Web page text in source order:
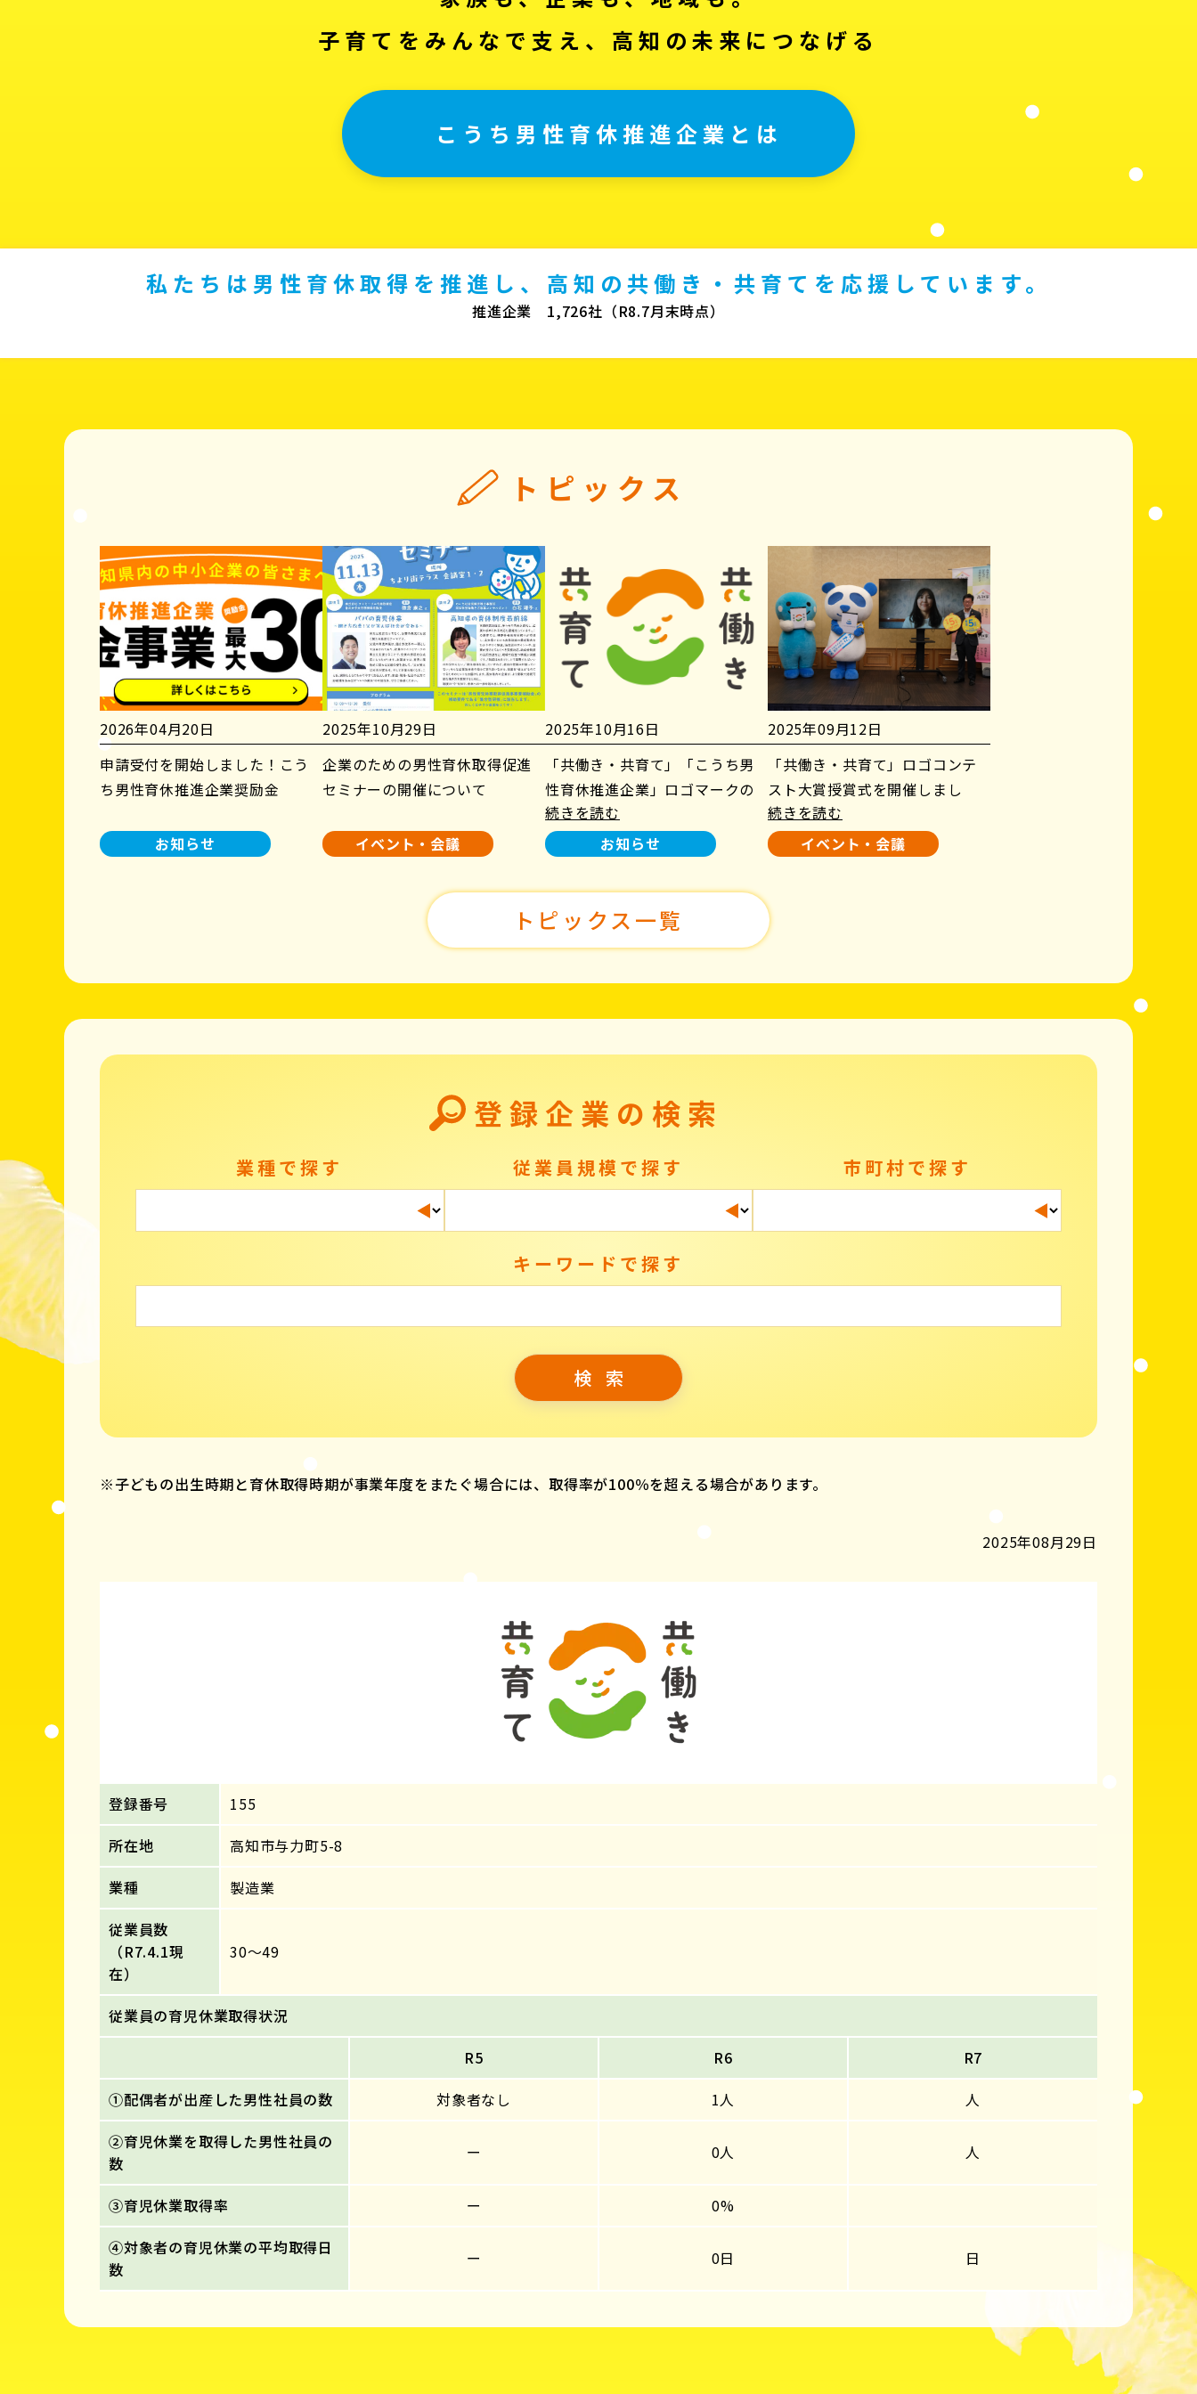
子育てをみんなで支え、高知の未来につなげる
こうち男性育休推進企業とは
私たちは男性育休取得を推進し、高知の共働き・共育てを応援しています。
推進企業 1,726社（R8.7月末時点）
トピックス
2026年04月20日
申請受付を開始しました！こう
ち男性育休推進企業奨励金
お知らせ
2025年10月29日
企業のための男性育休取得促進
セミナーの開催について
イベント・会議
2025年10月16日
「共働き・共育て」「こうち男
性育休推進企業」ロゴマークの
使用について
続きを読む
お知らせ
2025年09月12日
「共働き・共育て」ロゴコンテ
スト大賞授賞式を開催しまし
た！
続きを読む
イベント・会議
トピックス一覧
登録企業の検索
業種で探す 従業員規模で探す 市町村で探す
キーワードで探す
※子どもの出生時期と育休取得時期が事業年度をまたぐ場合には、取得率が100％を超える場合があります。
2025年08月29日
登録番号
155
所在地
高知市与力町5-8
業種
製造業
従業員数
（R7.4.1現
在）
30～49
従業員の育児休業取得状況
R5
R6
R7
①配偶者が出産した男性社員の数
対象者なし 1人
人
②育児休業を取得した男性社員の
数
ー 0人 人
③育児休業取得率 ー
0%
④対象者の育児休業の平均取得日
数
ー 0日 日